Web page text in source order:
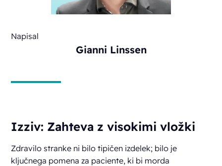
Izziv: Zahteva z visokimi vložki
Zdravilo stranke ni bilo tipičen izdelek; bilo je
ključnega pomena za paciente, ki bi morda
Napisal
Gianni Linssen